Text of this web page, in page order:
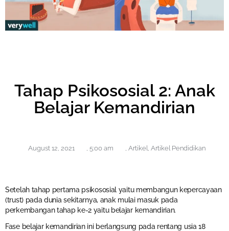
Tahap Psikososial 2: Anak
Belajar Kemandirian
August 12, 2021 5:00 am Artikel Artikel Pendidikan
Setelah tahap pertama psikososial yaitu membangun kepercayaan
(trust) pada dunia sekitarnya, anak mulai masuk pada
perkembangan tahap ke-2 yaitu belajar kemandirian.
Fase belajar kemandirian ini berlangsung pada rentang usia 18